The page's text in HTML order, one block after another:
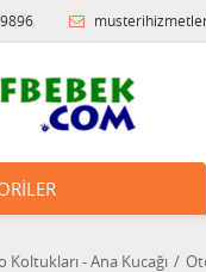
Koltukları - Ana Kucağı